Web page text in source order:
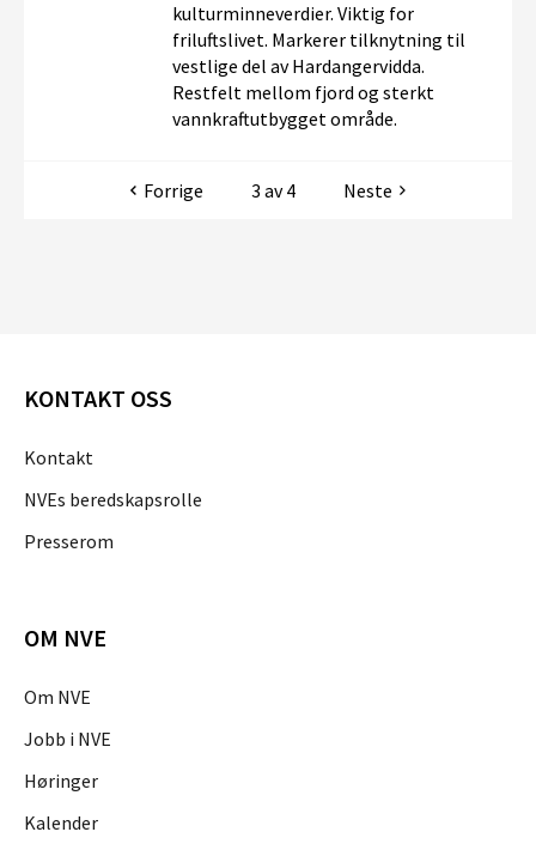
kulturminneverdier. Viktig for
friluftslivet. Markerer tilknytning til
vestlige del av Hardangervidda.
Restfelt mellom fjord og sterkt
vannkraftutbygget område.
Forrige 3 av 4 Neste
KONTAKT OSS
Kontakt
NVEs beredskapsrolle
Presserom
OM NVE
Om NVE
Jobb i NVE
Høringer
Kalender